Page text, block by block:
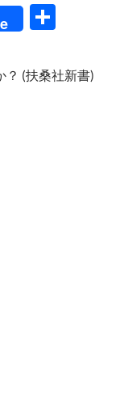
？ (扶桑社新書)